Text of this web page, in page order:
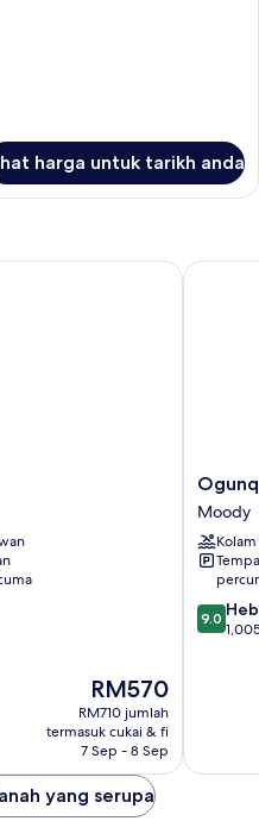
harga untuk tarikh anda
Harga
ialah
RM570
RM570
RM710 jumlah
termasuk cukai & fi
7 Sep - 8 Sep
River
Inn
&
Suites
Moody
Moody
9.0
9.0
yang serupa